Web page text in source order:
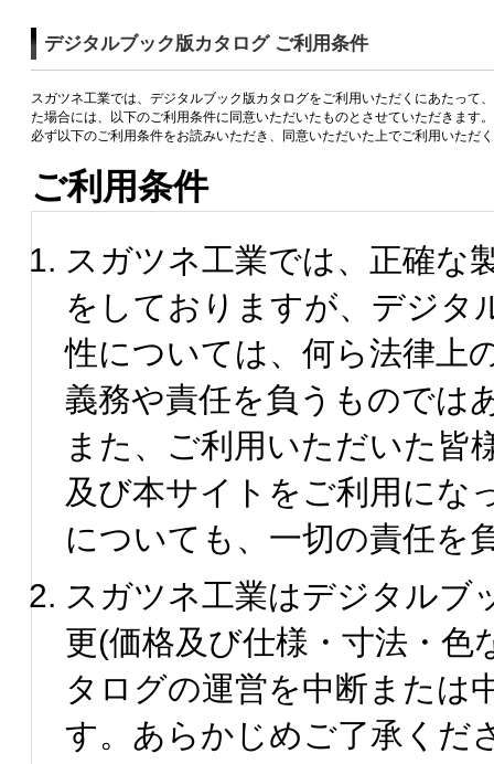
デジタルブック版カタログ ご利用条件
スガツネ工業では、デジタルブック版カタログをご利用いただくにあたっ
た場合には、以下のご利用条件に同意いただいたものとさせていただきます。
必ず以下のご利用条件をお読みいただき、同意いただいた上でご利用いただ
ご利用条件
スガツネ工業では、正確な
をしておりますが、デジタ
性については、何ら法律上
義務や責任を負うものでは
また、ご利用いただいた皆
及び本サイトをご利用にな
についても、一切の責任を
スガツネ工業はデジタルブ
更(価格及び仕様・寸法・
タログの運営を中断または
す。あらかじめご了承くだ